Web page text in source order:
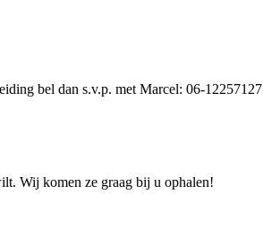
bel dan s.v.p. met Marcel: 06-12257127
Wij komen ze graag bij u ophalen!